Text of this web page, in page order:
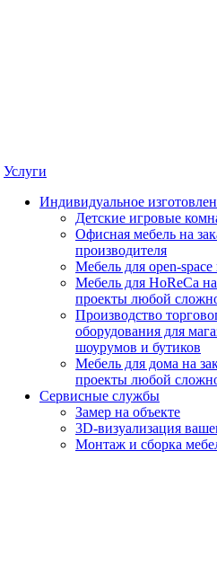
Услуги
Индивидуальное
Детские игровые
Офисная мебель на
производителя
Мебель для open-space
Мебель для HoReCa
проекты любой
Производство
оборудования для
шоурумов и бутиков
Мебель для дома на
проекты любой
Сервисные службы
Замер на объекте
3D-визуализация
Монтаж и сборка